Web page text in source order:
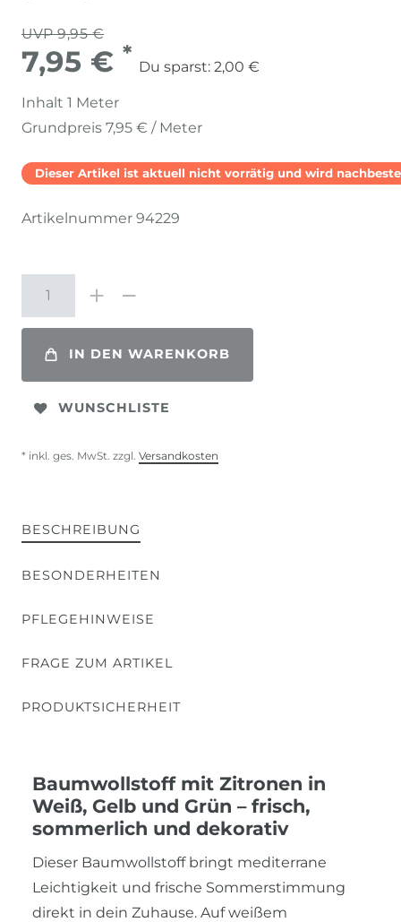
UVP 9,95 €
7,95 € *
Du sparst: 2,00 €
Inhalt 1 Meter
Grundpreis 7,95 € / Meter
Dieser Artikel ist aktuell nicht vorrätig und wird
Artikelnummer 94229
IN DEN WARENKORB
WUNSCHLISTE
* inkl. ges. MwSt. zzgl. Versandkosten
BESCHREIBUNG
BESONDERHEITEN
PFLEGEHINWEISE
FRAGE ZUM ARTIKEL
PRODUKTSICHERHEIT
Baumwollstoff mit Zitronen in
Weiß, Gelb und Grün – frisch,
sommerlich und dekorativ
Dieser Baumwollstoff bringt mediterrane
Leichtigkeit und frische Sommerstimmung
direkt in dein Zuhause. Auf weißem